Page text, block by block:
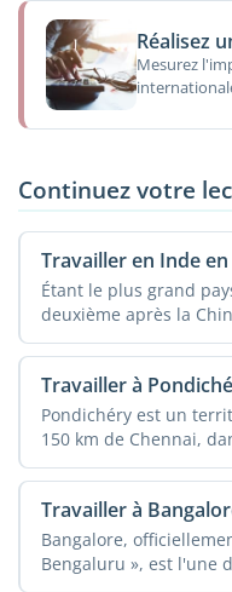
Réalisez
Mesurez
Continuez votre
Travailler en Inde
Étant le plus grand
deuxième après la
Travailler à
Pondichéry est un
150 km de Chennai,
Travailler à
Bangalore,
Bengaluru », est l'une